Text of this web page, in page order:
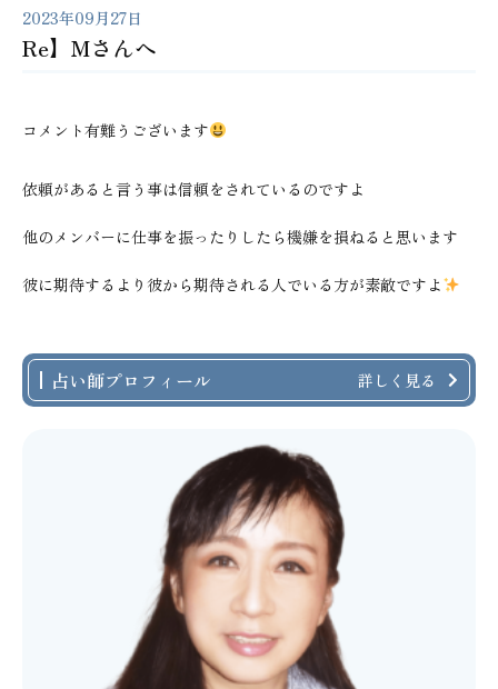
2023年09月27日
Re】Mさんへ
コメント有難うございます
依頼があると言う事は信頼をされているのですよ
他のメンバーに仕事を振ったりしたら機嫌を損ねると思います
彼に期待するより彼から期待される人でいる方が素敵ですよ
占い師プロフィール 詳しく見る